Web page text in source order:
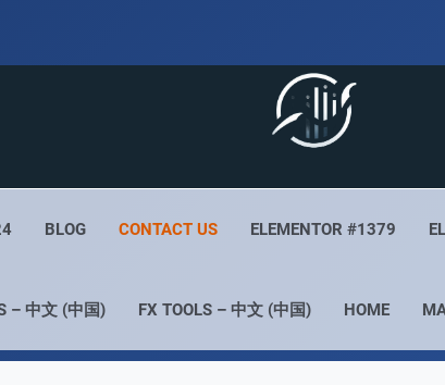
Live
BLOG CONTACT US ELEMENTOR #1379
– 中文 (中国) FX TOOLS – 中文 (中国) HOME